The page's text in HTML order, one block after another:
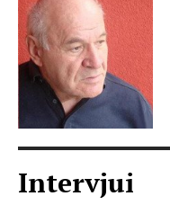
Intervjui